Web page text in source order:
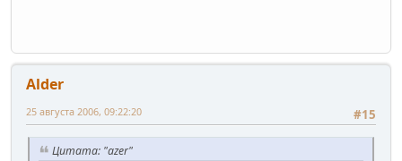
Alder
#15
25 августа 2006, 09:22:20
Цитата: "azer"